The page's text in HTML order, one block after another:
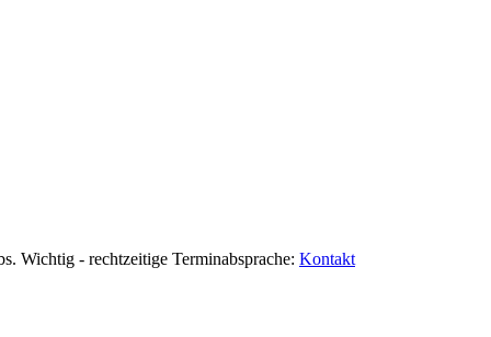
Wichtig - rechtzeitige Terminabsprache: Kontakt